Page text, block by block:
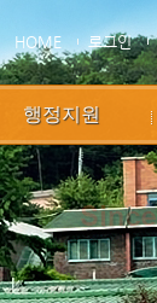
HOME 로그인
행정지원